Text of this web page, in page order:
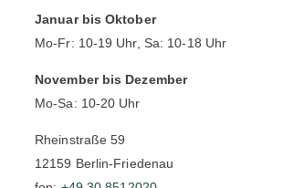
Januar bis Oktober
Mo-Fr: 10-19 Uhr, Sa: 10-18 Uhr
November bis Dezember
Mo-Sa: 10-20 Uhr
Rheinstraße 59
12159 Berlin-Friedenau